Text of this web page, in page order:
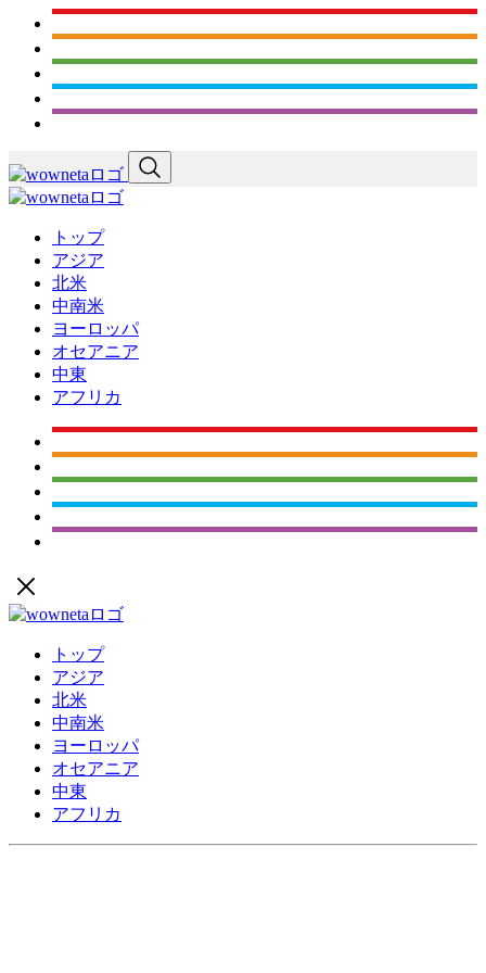
トップ
アジア
北米
中南米
ヨーロッパ
オセアニア
中東
アフリカ
トップ
アジア
北米
中南米
ヨーロッパ
オセアニア
中東
アフリカ